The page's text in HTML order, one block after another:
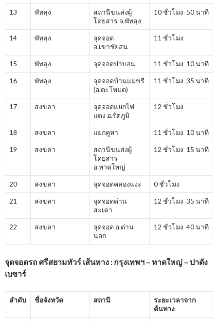
13 พัทลุง
สถานีขนส่งผู้
โดยสาร จ.พัทลุง
10 ชั่วโมง 50 นาที
14 พัทลุง
จุดจอด
อ.เขาชัยสน
11 ชั่วโมง
15 พัทลุง จุดจอดป่าบอน 11 ชั่วโมง 10 นาที
16 พัทลุง
จุดจอดบ้านแม่ขรี
(อ.ตะโหมด)
11 ชั่วโมง 35 นาที
17 สงขลา
จุดจอดแยกไฟ
แดง อ.รัตภูมิ
12 ชั่วโมง
18 สงขลา แยกคูหา 11 ชั่วโมง 10 นาที
19 สงขลา
สถานีขนส่งผู้
โดยสาร
อ.หาดใหญ่
12 ชั่วโมง 15 นาที
20 สงขลา จุดจอดคลองแงะ 0 ชั่วโมง
21 สงขลา
จุดจอดด่าน
สะเดา
12 ชั่วโมง 35 นาที
22 สงขลา
จุดจอด อ.ด่าน
นอก
12 ชั่วโมง 40 นาที
จุดจอดรถ ศรีสยามทัวร์ เส้นทาง : กรุงเทพฯ – หาดใหญ่ – ปาดัง
เบซาร์
ลำดับ ชื่อจังหวัด สถานี
ระยะเวลาจาก
ต้นทาง